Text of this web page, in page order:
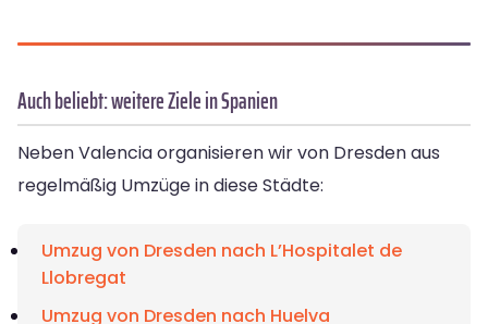
Auch beliebt: weitere Ziele in Spanien
Neben Valencia organisieren wir von Dresden aus
regelmäßig Umzüge in diese Städte:
Umzug von Dresden nach L’Hospitalet de
Llobregat
Umzug von Dresden nach Huelva